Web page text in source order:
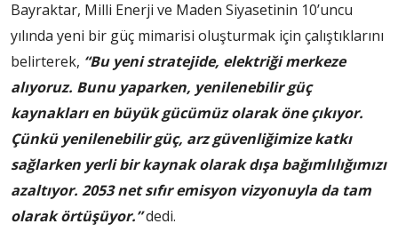
Bayraktar, Milli Enerji ve Maden Siyasetinin 10’uncu
yılında yeni bir güç mimarisi oluşturmak için çalıştıklarını
belirterek, “Bu yeni stratejide, elektriği merkeze
alıyoruz. Bunu yaparken, yenilenebilir güç
kaynakları en büyük gücümüz olarak öne çıkıyor.
Çünkü yenilenebilir güç, arz güvenliğimize katkı
sağlarken yerli bir kaynak olarak dışa bağımlılığımızı
azaltıyor. 2053 net sıfır emisyon vizyonuyla da tam
olarak örtüşüyor.”dedi.